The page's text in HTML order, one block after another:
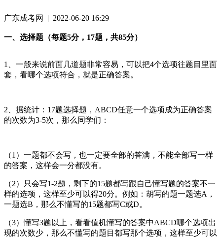
广东成考网 | 2022-06-20 16:29
一、选择题（每题5分，17题，共85分）
1、一般来说前面几道题非常容易，可以把4个选项往题目里面
套，看哪个选项符合，就是正确答案。
2、据统计：17题选择题，ABCD任意一个选项成为正确答案
的次数为3-5次，那么同学们：
（1）一题都不会写，也一定要全部的答满，不能全部写一样
的答案，这样会一分都没有。
（2）只会写1-2题，剩下的15题都写跟自己懂写题的答案不一
样的选项，这样至少可以得20分。例如：胡写的题一题选A，
一题选B，那么不懂写的15题都写C或D。
（3）懂写3题以上，看看值机懂写的答案中ABCD哪个选项出
现的次数少，那么不懂写的题目都写那个选项，这样至少可以